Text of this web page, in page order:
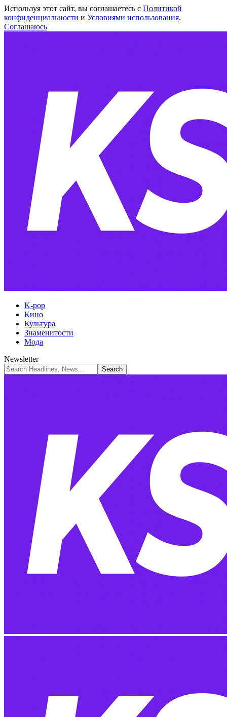
Используя этот сайт, вы соглашаетесь с Политикой
конфиденциальности и Условиями использования.
Соглашаюсь
K-pop
Кино
Культура
Знаменитости
Мода
Newsletter